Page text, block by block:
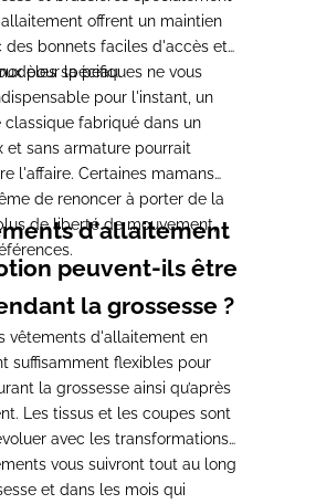
offrent un maintien
des bonnets faciles d'accès et
pour la peau.
spécifiques ne vous
pour l'instant, un
classique fabriqué dans un
et sans armature pourrait
l'affaire. Certaines mamans
de renoncer à porter de la
de liberté de mouvement,
d'allaitement
peuvent-ils être
la grossesse ?
vêtements d'allaitement en
suffisamment flexibles pour
la grossesse ainsi qu’après
. Les tissus et les coupes sont
avec les transformations
vous suivront tout au long
et dans les mois qui